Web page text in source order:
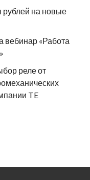
рублей на новые
вебинар «Работа
реле от
TE